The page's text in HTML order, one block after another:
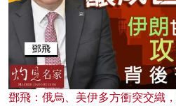
鄧飛：俄烏、美伊多方衝突交織